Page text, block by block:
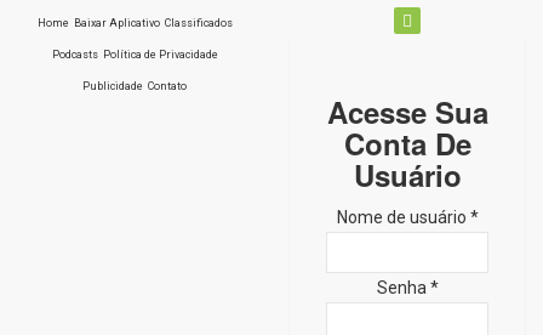
Home Baixar Aplicativo Classificados
Podcasts Política de Privacidade
Publicidade Contato
Acesse Sua
Conta De
Usuário
Nome de usuário *
Senha *